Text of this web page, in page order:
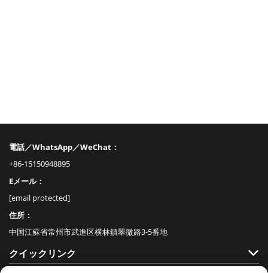
電話／WhatsApp／WeChat：
+86-15150948895
Eメール：
[email protected]
住所：
中国江蘇省常州市武進区横林鎮翠微路3-5番地
クイックリンク